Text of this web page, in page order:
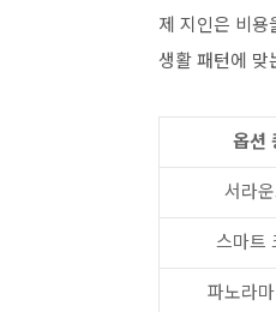
제 지인은 비
생활 패턴에 맞
옵션
서라
스마트
파노라